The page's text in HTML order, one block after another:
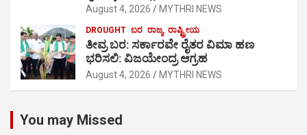
August 4, 2026 MYTHRI NEWS
DROUGHT ಬರ ರಾಜ್ಯ ರಾಷ್ಟ್ರೀಯ
ತೀವ್ರ ಬರ: ಸರ್ಕಾರವೇ ರೈತರ ವಿಮಾ ಹಣ
ಭರಿಸಲಿ: ವಿಜಯೇಂದ್ರ ಆಗ್ರಹ
August 4, 2026 MYTHRI NEWS
You may Missed